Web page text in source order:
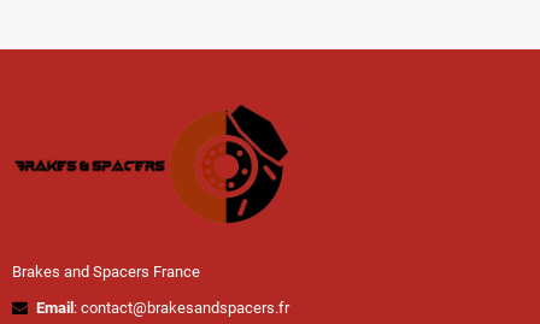
Brakes and Spacers France
Email : contact@brakesandspacers.fr